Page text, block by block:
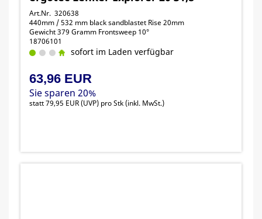
Art.Nr. 320638
440mm / 532 mm black sandblastet Rise 20mm
Gewicht 379 Gramm Frontsweep 10°
18706101
sofort im Laden verfügbar
63,96 EUR
Sie sparen 20%
statt79,95 EUR(UVP) pro Stk (inkl. MwSt.)